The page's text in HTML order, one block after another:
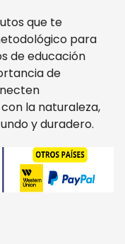
que te
para
de educación
de
la naturaleza,
y duradero.